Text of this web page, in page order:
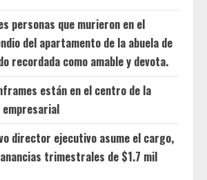
personas que murieron en el
del apartamento de la abuela de
recordada como amable y devota.
están en el centro de la
director ejecutivo asume el cargo,
trimestrales de $1.7 mil